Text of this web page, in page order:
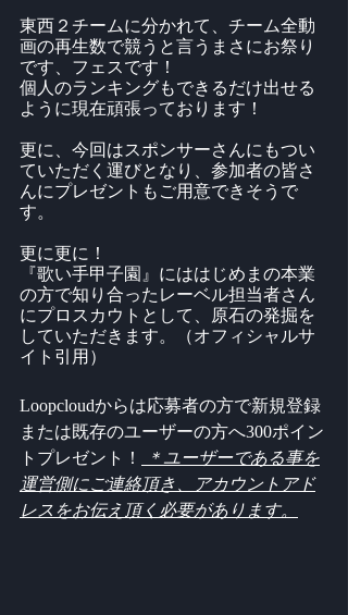
東西２チームに分かれて、チーム全動
画の再生数で競うと言うまさにお祭り
です、フェスです！
個人のランキングもできるだけ出せる
ように現在頑張っております！
更に、今回はスポンサーさんにもつい
ていただく運びとなり、参加者の皆さ
んにプレゼントもご用意できそうで
す。
更に更に！
『歌い手甲子園』にははじめまの本業
の方で知り合ったレーベル担当者さん
にプロスカウトとして、原石の発掘を
していただきます。（オフィシャルサ
イト引用）
Loopcloudからは応募者の方で新規登録
または既存のユーザーの方へ300ポイン
トプレゼント！
＊ユーザーである事を
運営側にご連絡頂き、アカウントアド
レスをお伝え頂く必要があります。